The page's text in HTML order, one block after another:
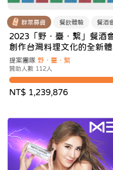
群眾募資 餐飲體驗 餐酒
2023「野．臺．繫」餐酒
創作台灣料理文化的全新
提案團隊 野．臺．繫
贊助人數 112人
NT$ 1,239,876